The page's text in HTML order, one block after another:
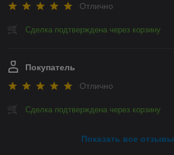
Отлично
Сделка подтверждена через корзину
Покупатель
Отлично
Сделка подтверждена через корзину
Показать все отзывы